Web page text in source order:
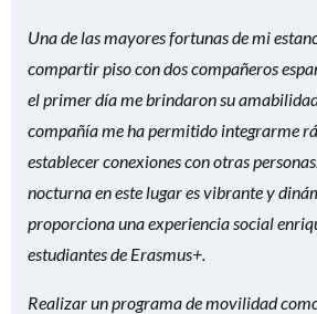
Una de las mayores fortunas de mi
compartir piso con dos compañeros
el primer día me brindaron su
compañía me ha permitido integrarme
establecer conexiones con otras
nocturna en este lugar es vibrante y
proporciona una experiencia social
estudiantes de Erasmus+.
Realizar un programa de movilidad